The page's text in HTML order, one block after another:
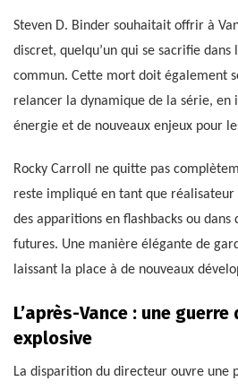
Steven D. Binder souhaitait offrir à
discret, quelqu’un qui se sacrifie dans
commun. Cette mort doit également
relancer la dynamique de la série, en
énergie et de nouveaux enjeux pour
Rocky Carroll ne quitte pas
reste impliqué en tant que
des apparitions en flashbacks ou dans
futures. Une manière élégante de
laissant la place à de nouveaux
L’après-Vance : une
explosive
La disparition du directeur ouvre une